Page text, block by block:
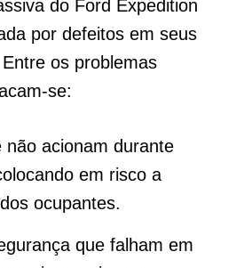
do Ford Expedition
por defeitos em seus
os problemas
se:
não acionam durante
em risco a
ocupantes.
que falham em